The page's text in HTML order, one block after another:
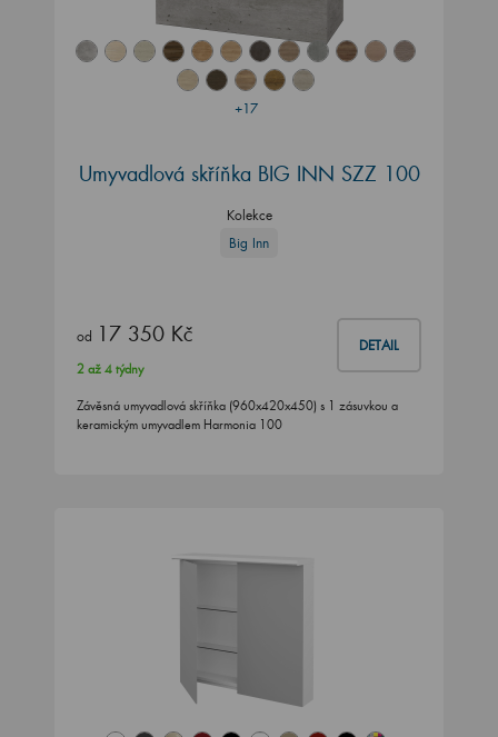
+17
Umyvadlová skříňka BIG INN SZZ 100
Kolekce
Big Inn
od 17 350 Kč DETAIL
2 až 4 týdny
Závěsná umyvadlová skříňka (960x420x450) s 1 zásuvkou a
keramickým umyvadlem Harmonia 100